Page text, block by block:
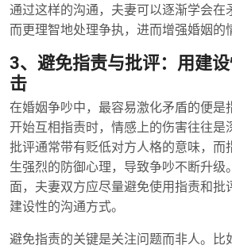
通过这样的沟通，夫妻可以逐渐学会在
而更理智地处理争执，进而增强婚姻的
3、避免指责与批评：用建
击
在婚姻争吵中，最容易激化矛盾的便是
开始互相指责时，情感上的伤害往往是
批评通常带有贬低对方人格的意味，而
生强烈的防御心理，导致争吵不断升级
面，夫妻双方应尽量避免使用指责和批
建设性的沟通方式。
避免指责的关键是关注问题而非人。比